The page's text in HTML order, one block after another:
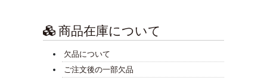
商品在庫について
欠品について
ご注文後の一部欠品